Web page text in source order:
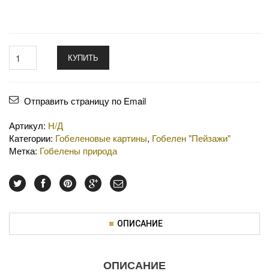
КУПИТЬ
Отправить страницу по Email
Артикул: Н/Д
Категории: Гобеленовые картины, Гобелен "Пейзажи"
Метка: Гобелены природа
ОПИСАНИЕ
ОПИСАНИЕ